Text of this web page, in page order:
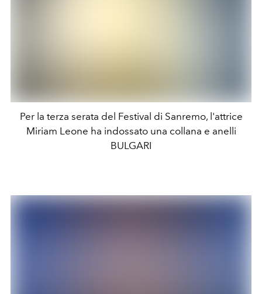
Per la terza serata del Festival di Sanremo, l'attrice
Miriam Leone ha indossato una collana e anelli
BULGARI